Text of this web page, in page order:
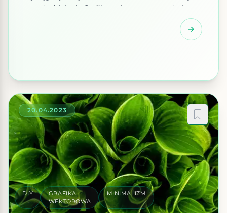
zasada działania Grafika wektorowa to rodzaj
tworzone za pomocą matematycznych obiektów
geometrycznych, takich jak linie, krzywe i kształty.
20.04.2023
DIY
GRAFIKA
WEKTOROWA
MINIMALIZM